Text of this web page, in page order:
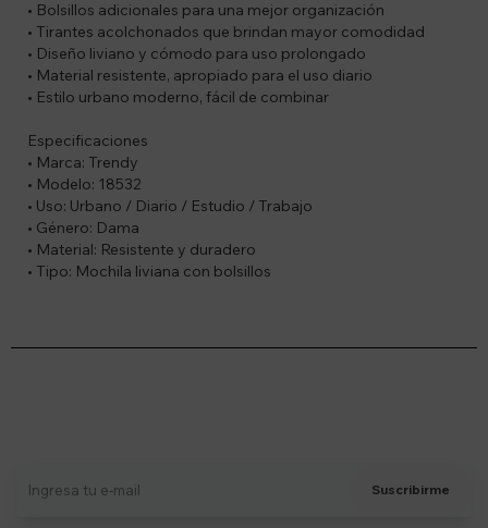
• Bolsillos adicionales para una mejor organización
• Tirantes acolchonados que brindan mayor comodidad
• Diseño liviano y cómodo para uso prolongado
• Material resistente, apropiado para el uso diario
• Estilo urbano moderno, fácil de combinar
Especificaciones
• Marca: Trendy
• Modelo: 18532
• Uso: Urbano / Diario / Estudio / Trabajo
• Género: Dama
• Material: Resistente y duradero
• Tipo: Mochila liviana con bolsillos
Suscribirme